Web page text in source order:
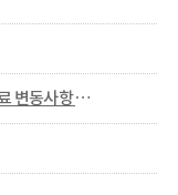
2026년 6월 KOSIS 수록자료 변동사항 안내